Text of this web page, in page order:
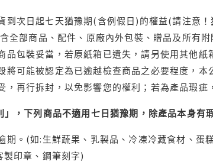
到次日起七天猶豫期(含例假日)的權益(請注意
全部商品、配件、原廠內外包裝、贈品及所有附
品包裝妥當，若原紙箱已遺失，請另使用其他
將可能被認定為已逾越檢查商品之必要程度，
再行拆封，以免影響您的權利；若為產品瑕疵
，下列商品不適用七日猶豫期，除產品本身有
期。(如:生鮮蔬果、乳製品、冷凍冷藏食材、蛋
印章、鋼筆刻字)